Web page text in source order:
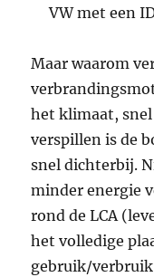
VW met een
Maar waarom
het klimaat,
verspillen is de
snel dichterbij.
minder energie
rond de LCA
het volledige
gebruik/